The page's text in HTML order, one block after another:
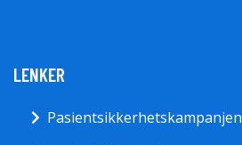
LENKER
Pasientsikkerhetskampanjen